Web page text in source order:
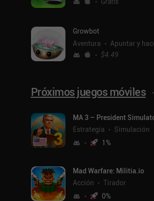
Growbot
Aventura
Apuntar y hacer
$4.49
Próximos juegos móviles
MA 3 – President
Estrategia
Simulación
1%
Mad Warfare: Militia.io
Acción
Tirador
0%